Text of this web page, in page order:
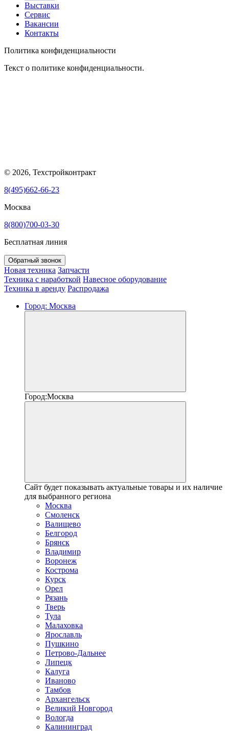
Выставки
Сервис
Вакансии
Контакты
Политика конфиденциальности
Текст о политике конфиденциальности.
© 2026, Техстройконтракт
8(495)662-66-23
Москва
8(800)700-03-30
Бесплатная линия
Обратный звонок
Новая техника Запчасти
Техника с наработкой Навесное оборудование
Техника в аренду Распродажа
Город: Москва
Город:Москва
Сайт будет показывать актуальные товары и их наличие
для выбранного региона
Москва
Смоленск
Валищево
Белгород
Брянск
Владимир
Воронеж
Кострома
Курск
Орел
Рязань
Тверь
Тула
Малаховка
Ярославль
Пушкино
Петрово-Дальнее
Липецк
Калуга
Иваново
Тамбов
Архангельск
Великий Новгород
Вологда
Калининград